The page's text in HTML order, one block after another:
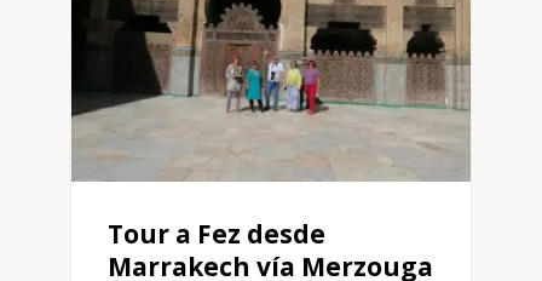
Tour a Fez desde
Marrakech vía Merzouga